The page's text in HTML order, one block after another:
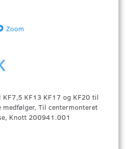
Zoom
KF13 KF17 og KF20 til
Til centermonteret
Knott 200941.001